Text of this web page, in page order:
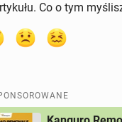
Co o tym